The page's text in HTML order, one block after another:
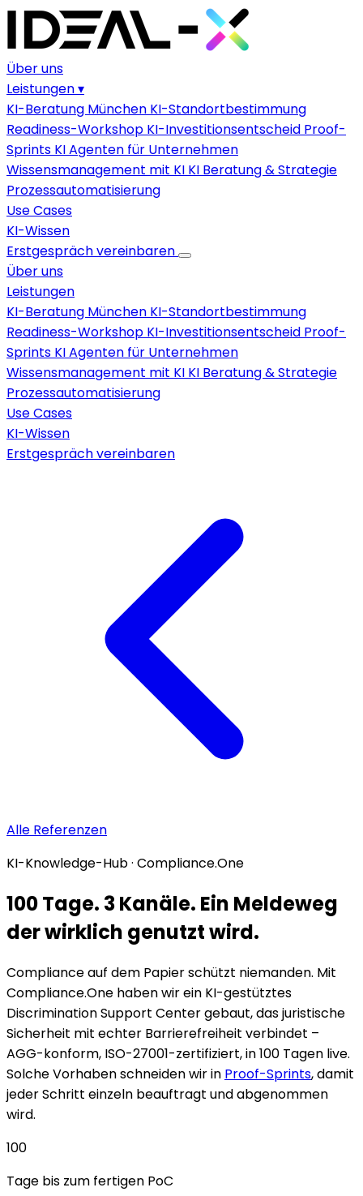
Über uns
Leistungen▾
KI-Beratung München KI-Standortbestimmung
Readiness-Workshop KI-Investitionsentscheid Proof-
Sprints KI Agenten für Unternehmen
Wissensmanagement mit KI KI Beratung & Strategie
Prozessautomatisierung
Use Cases
KI-Wissen
Erstgespräch vereinbaren
Über uns
Leistungen
KI-Beratung München KI-Standortbestimmung
Readiness-Workshop KI-Investitionsentscheid Proof-
Sprints KI Agenten für Unternehmen
Wissensmanagement mit KI KI Beratung & Strategie
Prozessautomatisierung
Use Cases
KI-Wissen
Erstgespräch vereinbaren
Alle Referenzen
KI-Knowledge-Hub · Compliance.One
100 Tage. 3 Kanäle. Ein Meldeweg
der wirklich genutzt wird.
Compliance auf dem Papier schützt niemanden. Mit
Compliance.One haben wir ein KI-gestütztes
Discrimination Support Center gebaut, das juristische
Sicherheit mit echter Barrierefreiheit verbindet –
AGG-konform, ISO-27001-zertifiziert, in 100 Tagen live.
Solche Vorhaben schneiden wir in Proof-Sprints, damit
jeder Schritt einzeln beauftragt und abgenommen
wird.
100
Tage bis zum fertigen PoC